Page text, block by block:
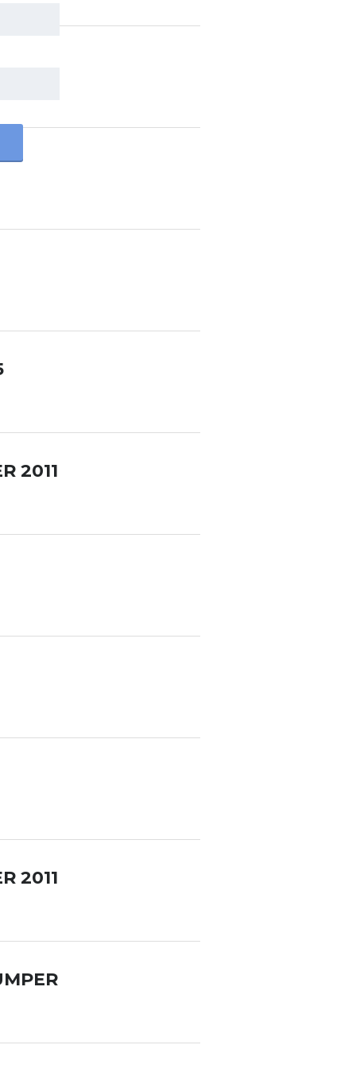
2011
2011